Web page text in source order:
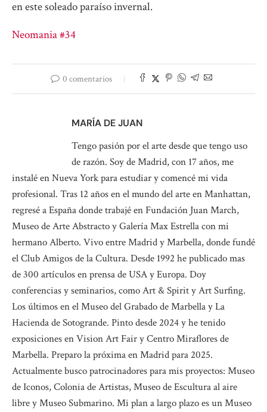
en este soleado paraíso invernal.
Neomania #34
0 comentarios
MARÍA DE JUAN
Tengo pasión por el arte desde que tengo uso
de razón. Soy de Madrid, con 17 años, me
instalé en Nueva York para estudiar y comencé mi vida
profesional. Tras 12 años en el mundo del arte en Manhattan,
regresé a España donde trabajé en Fundación Juan March,
Museo de Arte Abstracto y Galería Max Estrella con mi
hermano Alberto. Vivo entre Madrid y Marbella, donde fundé
el Club Amigos de la Cultura. Desde 1992 he publicado mas
de 300 artículos en prensa de USA y Europa. Doy
conferencias y seminarios, como Art & Spirit y Art Surfing.
Los últimos en el Museo del Grabado de Marbella y La
Hacienda de Sotogrande. Pinto desde 2024 y he tenido
exposiciones en Vision Art Fair y Centro Miraflores de
Marbella. Preparo la próxima en Madrid para 2025.
Actualmente busco patrocinadores para mis proyectos: Museo
de Iconos, Colonia de Artistas, Museo de Escultura al aire
libre y Museo Submarino. Mi plan a largo plazo es un Museo